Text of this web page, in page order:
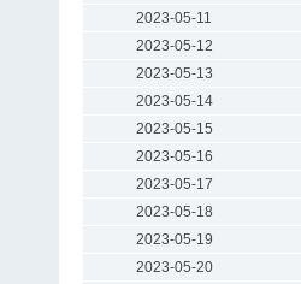
2023-05-11
2023-05-12
2023-05-13
2023-05-14
2023-05-15
2023-05-16
2023-05-17
2023-05-18
2023-05-19
2023-05-20